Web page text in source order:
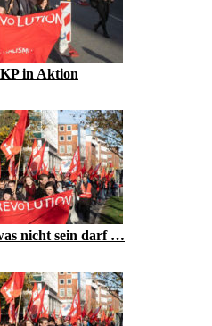
in Aktion
nicht sein darf …